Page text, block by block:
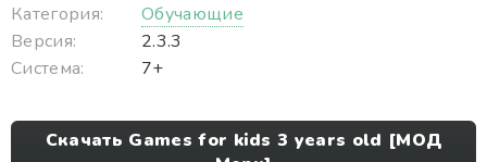
Категория:
Обучающие
Версия:
2.3.3
Система:
7+
Скачать Games for kids 3 years old [МОД